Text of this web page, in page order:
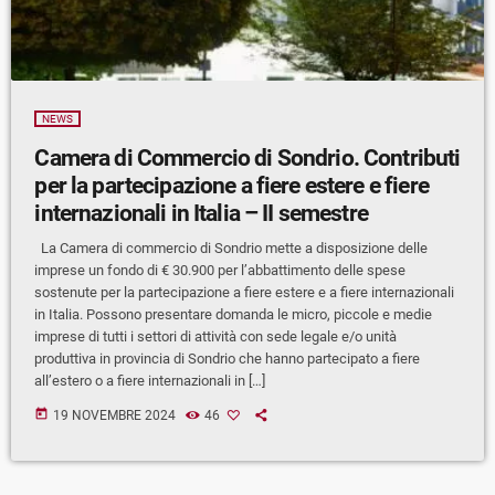
NEWS
Camera di Commercio di Sondrio. Contributi
per la partecipazione a fiere estere e fiere
internazionali in Italia – II semestre
La Camera di commercio di Sondrio mette a disposizione delle
imprese un fondo di € 30.900 per l’abbattimento delle spese
sostenute per la partecipazione a fiere estere e a fiere internazionali
in Italia. Possono presentare domanda le micro, piccole e medie
imprese di tutti i settori di attività con sede legale e/o unità
produttiva in provincia di Sondrio che hanno partecipato a fiere
all’estero o a fiere internazionali in […]
today 19 NOVEMBRE 2024 46